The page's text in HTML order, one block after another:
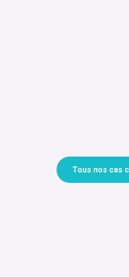
Tous nos cas